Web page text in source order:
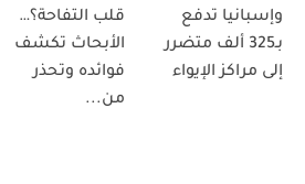
وإسبانيا تدفع
بـ325 ألف متضرر
إلى مراكز الإيواء
قلب التفاحة؟…
الأبحاث تكشف
فوائده وتحذر
من...